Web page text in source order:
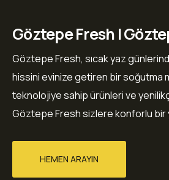
Göztepe Fresh |
Göztepe Fresh, sıcak yaz
hissini evinize getiren bir soğutma
teknolojiye sahip ürünleri ve
Göztepe Fresh sizlere konforlu bir
HEMEN ARAYIN